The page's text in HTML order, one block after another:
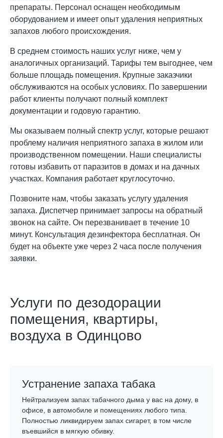
препараты. Персонал оснащен необходимым
оборудованием и имеет опыт удаления неприятных
запахов любого происхождения.
В среднем стоимость наших услуг ниже, чем у
аналогичных организаций. Тарифы тем выгоднее, чем
больше площадь помещения. Крупные заказчики
обслуживаются на особых условиях. По завершении
работ клиенты получают полный комплект
документации и годовую гарантию.
Мы оказываем полный спектр услуг, которые решают
проблему наличия неприятного запаха в жилом или
производственном помещении. Наши специалисты
готовы избавить от паразитов в домах и на дачных
участках. Компания работает круглосуточно.
Позвоните нам, чтобы заказать услугу удаления
запаха. Диспетчер принимает запросы на обратный
звонок на сайте. Он перезванивает в течение 10
минут. Консультация дезинфектора бесплатная. Он
будет на объекте уже через 2 часа после получения
заявки.
Услуги по дезодорации
помещения, квартиры,
воздуха в Одинцово
Устранение запаха табака
Нейтрализуем запах табачного дыма у вас на дому, в
офисе, в автомобиле и помещениях любого типа.
Полностью ликвидируем запах сигарет, в том числе
въевшийся в мягкую обивку.